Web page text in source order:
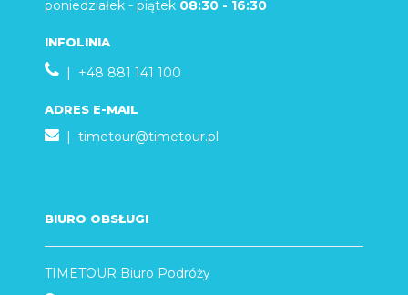
poniedziałek - piątek 08:30 - 16:30
INFOLINIA
| +48 881 141 100
ADRES E-MAIL
| timetour@timetour.pl
BIURO OBSŁUGI
TIMETOUR Biuro Podróży